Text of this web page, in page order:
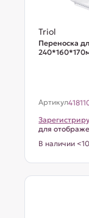
Triol
Переноска
Артикул
для
В наличии